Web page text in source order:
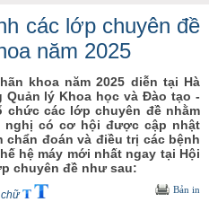
các lớp chuyên đề
năm 2025
khoa năm 2025 diễn tại Hà
Quản lý Khoa học và Đào tạo -
chức các lớp chuyên đề nhằm
nghị có cơ hội được cập nhật
đoán và điều trị các bệnh
hệ máy mới nhất ngay tại Hội
chuyên đề như sau:
chữ Bản in